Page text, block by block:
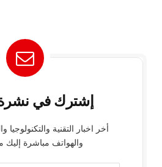
إشترك في نشرة
أخر اخبار التقنية والتكنولوجيا
والهواتف مباشرة إليك